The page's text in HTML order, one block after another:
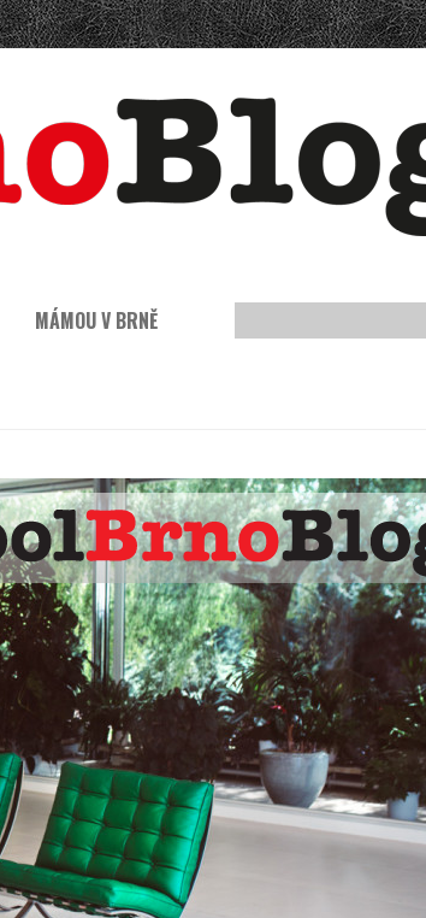
MÁMOU V BRNĚ